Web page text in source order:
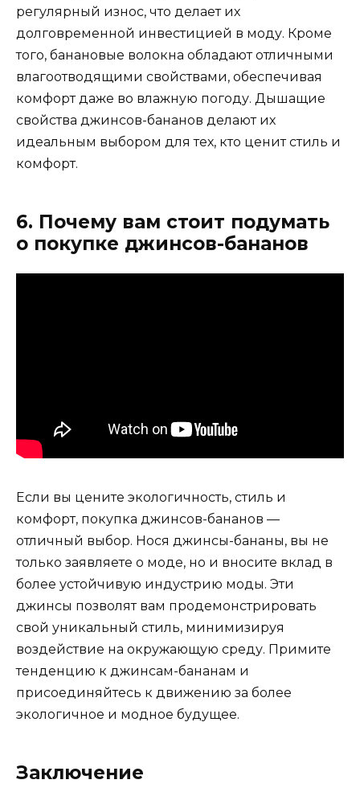
регулярный износ, что делает их
долговременной инвестицией в моду. Кроме
того, банановые волокна обладают отличными
влагоотводящими свойствами, обеспечивая
комфорт даже во влажную погоду. Дышащие
свойства джинсов-бананов делают их
идеальным выбором для тех, кто ценит стиль и
комфорт.
6. Почему вам стоит подумать
о покупке джинсов-бананов
Если вы цените экологичность, стиль и
комфорт, покупка джинсов-бананов —
отличный выбор. Нося джинсы-бананы, вы не
только заявляете о моде, но и вносите вклад в
более устойчивую индустрию моды. Эти
джинсы позволят вам продемонстрировать
свой уникальный стиль, минимизируя
воздействие на окружающую среду. Примите
тенденцию к джинсам-бананам и
присоединяйтесь к движению за более
экологичное и модное будущее.
Заключение